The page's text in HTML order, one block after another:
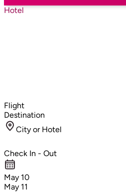
Hotel
Flight
Destination
City or Hotel
Check In - Out
May 10
May 11